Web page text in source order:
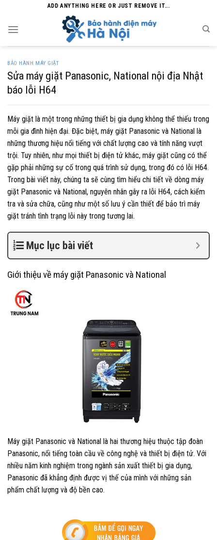
content
ADD ANYTHING HERE OR JUST REMOVE IT...
BẢO HÀNH MÁY GIẶT
Sửa máy giặt Panasonic, National nội địa Nhật
báo lỗi H64
Máy giặt là một trong những thiết bị gia dụng không thể thiếu trong
mỗi gia đình hiện đại. Đặc biệt, máy giặt Panasonic và National là
những thương hiệu nổi tiếng với chất lượng cao và tính năng vượt
trội. Tuy nhiên, như mọi thiết bị điện tử khác, máy giặt cũng có thể
gặp phải những sự cố trong quá trình sử dụng, trong đó có lỗi H64.
Trong bài viết này, chúng ta sẽ cùng tìm hiểu chi tiết về dòng máy
giặt Panasonic và National, nguyên nhân gây ra lỗi H64, cách kiểm
tra và sửa chữa, cũng như một số lưu ý cần thiết để bảo trì máy
giặt tránh tình trạng lỗi này trong tương lai.
Mục lục bài viết
Giới thiệu về máy giặt Panasonic và National
Máy giặt Panasonic và National là hai thương hiệu thuộc tập đoàn
Panasonic, nổi tiếng toàn cầu về công nghệ và thiết bị điện tử. Với
nhiều năm kinh nghiệm trong ngành sản xuất thiết bị gia dụng,
Panasonic đã khẳng định được vị thế của mình với những sản
phẩm chất lượng và độ bền cao.